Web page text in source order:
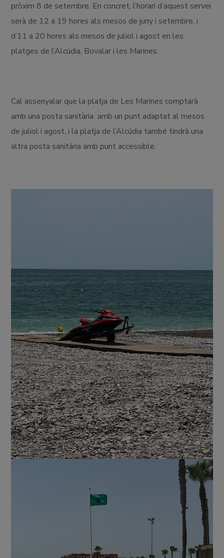
pròxim 8 de setembre. En concret, l’horari d’aquest servei
serà de 12 a 19 hores als mesos de juny i setembre, i
d’11 a 20 hores als mesos de juliol i agost en les
platges de l’Alcúdia, Bovalar i les Marines.
Cal assenyalar que la platja de Les Marines comptarà
amb una posta sanitària amb un punt adaptat al mesos
de juliol i agost, i la platja de l’Alcúdia també tindrà una
altra posta sanitària amb punt accessible.